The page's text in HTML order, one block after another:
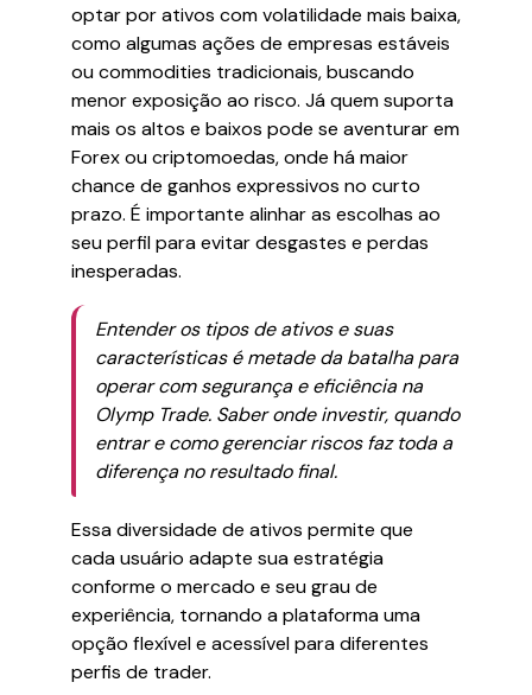
optar por ativos com volatilidade mais baixa,
como algumas ações de empresas estáveis
ou commodities tradicionais, buscando
menor exposição ao risco. Já quem suporta
mais os altos e baixos pode se aventurar em
Forex ou criptomoedas, onde há maior
chance de ganhos expressivos no curto
prazo. É importante alinhar as escolhas ao
seu perfil para evitar desgastes e perdas
inesperadas.
Entender os tipos de ativos e suas
características é metade da batalha para
operar com segurança e eficiência na
Olymp Trade. Saber onde investir, quando
entrar e como gerenciar riscos faz toda a
diferença no resultado final.
Essa diversidade de ativos permite que
cada usuário adapte sua estratégia
conforme o mercado e seu grau de
experiência, tornando a plataforma uma
opção flexível e acessível para diferentes
perfis de trader.